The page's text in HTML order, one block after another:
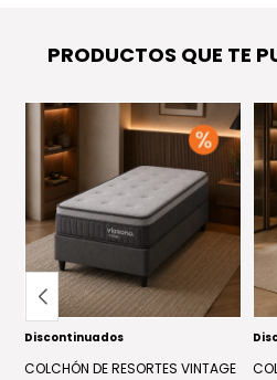
PRODUCTOS QUE TE
Discontinuados
COLCHÓN DE RESORTES VINTAGE